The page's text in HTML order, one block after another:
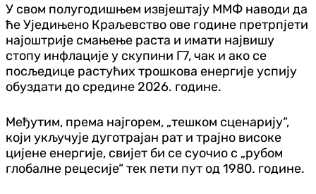
У свом полугодишњем извјештају ММФ наводи да
ће Уједињено Краљевство ове године претрпјети
најоштрије смањење раста и имати највишу
стопу инфлације у скупини Г7, чак и ако се
посљедице растућих трошкова енергије успију
обуздати до средине 2026. године.
Међутим, према најгорем, „тешком сценарију“,
који укључује дуготрајан рат и трајно високе
цијене енергије, свијет би се суочио с „рубом
глобалне рецесије“ тек пети пут од 1980. године.